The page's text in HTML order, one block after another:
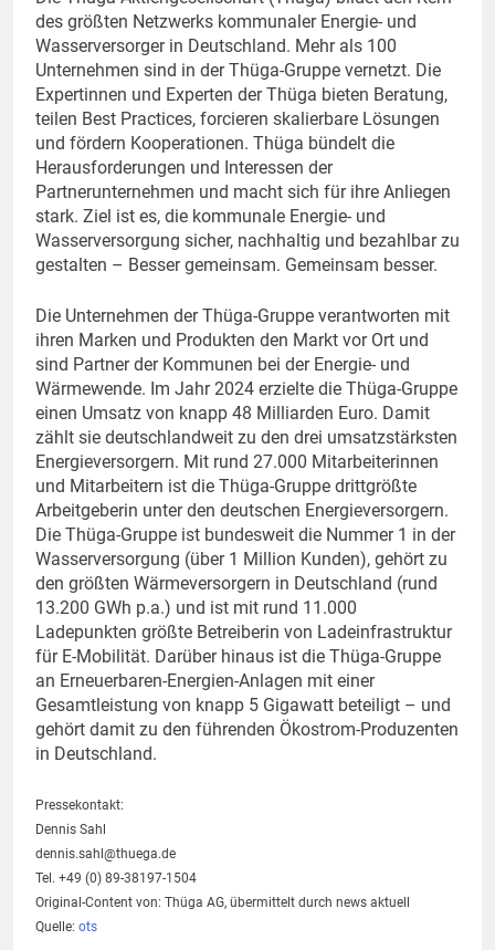
des größten Netzwerks kommunaler Energie- und
Wasserversorger in Deutschland. Mehr als 100
Unternehmen sind in der Thüga-Gruppe vernetzt. Die
Expertinnen und Experten der Thüga bieten Beratung,
teilen Best Practices, forcieren skalierbare Lösungen
und fördern Kooperationen. Thüga bündelt die
Herausforderungen und Interessen der
Partnerunternehmen und macht sich für ihre Anliegen
stark. Ziel ist es, die kommunale Energie- und
Wasserversorgung sicher, nachhaltig und bezahlbar zu
gestalten – Besser gemeinsam. Gemeinsam besser.
Die Unternehmen der Thüga-Gruppe verantworten mit
ihren Marken und Produkten den Markt vor Ort und
sind Partner der Kommunen bei der Energie- und
Wärmewende. Im Jahr 2024 erzielte die Thüga-Gruppe
einen Umsatz von knapp 48 Milliarden Euro. Damit
zählt sie deutschlandweit zu den drei umsatzstärksten
Energieversorgern. Mit rund 27.000 Mitarbeiterinnen
und Mitarbeitern ist die Thüga-Gruppe drittgrößte
Arbeitgeberin unter den deutschen Energieversorgern.
Die Thüga-Gruppe ist bundesweit die Nummer 1 in der
Wasserversorgung (über 1 Million Kunden), gehört zu
den größten Wärmeversorgern in Deutschland (rund
13.200 GWh p.a.) und ist mit rund 11.000
Ladepunkten größte Betreiberin von Ladeinfrastruktur
für E-Mobilität. Darüber hinaus ist die Thüga-Gruppe
an Erneuerbaren-Energien-Anlagen mit einer
Gesamtleistung von knapp 5 Gigawatt beteiligt – und
gehört damit zu den führenden Ökostrom-Produzenten
in Deutschland.
Pressekontakt:
Dennis Sahl
dennis.sahl@thuega.de
Tel. +49 (0) 89-38197-1504
Original-Content von: Thüga AG, übermittelt durch news aktuell
Quelle: ots